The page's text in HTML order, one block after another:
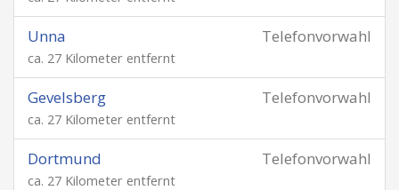
Telefonvorwahl
Unna
ca. 27 Kilometer entfernt
Telefonvorwahl
Gevelsberg
ca. 27 Kilometer entfernt
Telefonvorwahl
Dortmund
ca. 27 Kilometer entfernt